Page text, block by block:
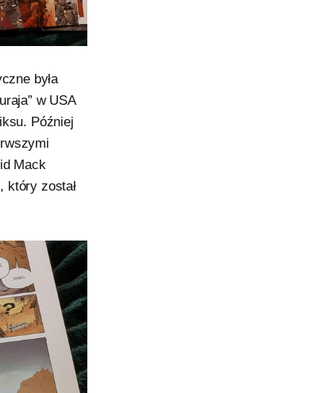
była
w USA
Później
Mack
który został